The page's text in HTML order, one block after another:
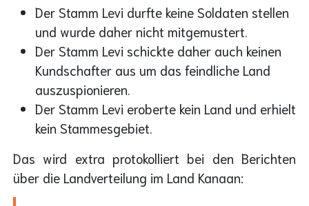
Der Stamm Levi durfte keine Soldaten stellen
und wurde daher nicht mitgemustert.
Der Stamm Levi schickte daher auch keinen
Kundschafter aus um das feindliche Land
auszuspionieren.
Der Stamm Levi eroberte kein Land und erhielt
kein Stammesgebiet.
Das wird extra protokolliert bei den Berichten
über die Landverteilung im Land Kanaan: